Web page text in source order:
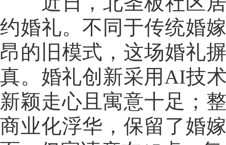
约婚礼。不同于传统婚
昂的旧模式，这场婚礼
真。婚礼创新采用AI技
新颖走心且寓意十足；
商业化浮华，保留了婚